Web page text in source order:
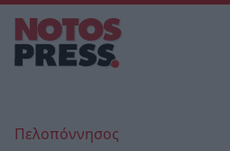
Πελοπόννησος